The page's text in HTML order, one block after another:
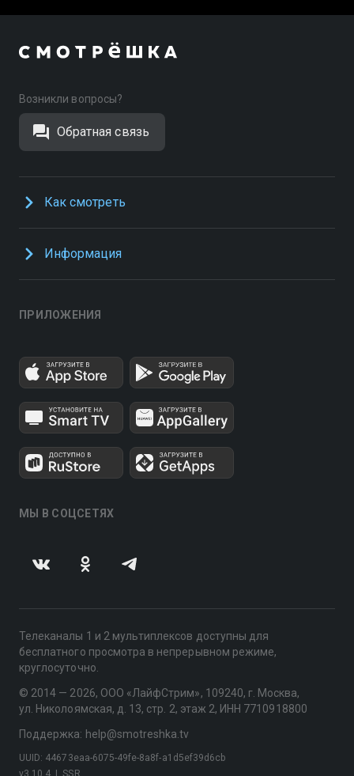
Возникли вопросы?
Обратная связь
Как смотреть
Информация
ПРИЛОЖЕНИЯ
МЫ В СОЦСЕТЯХ
Телеканалы 1 и 2 мультиплексов доступны для
бесплатного просмотра в непрерывном режиме,
круглосуточно.
© 2014 — 2026, ООО «ЛайфСтрим», 109240, г. Москва,
ул. Николоямская, д. 13, стр. 2, этаж 2, ИНН 7710918800
Поддержка: help@smotreshka.tv
v3.10.4 SSR
UUID: 44673eaa-6075-49fe-8a8f-a1d5ef39d6cb